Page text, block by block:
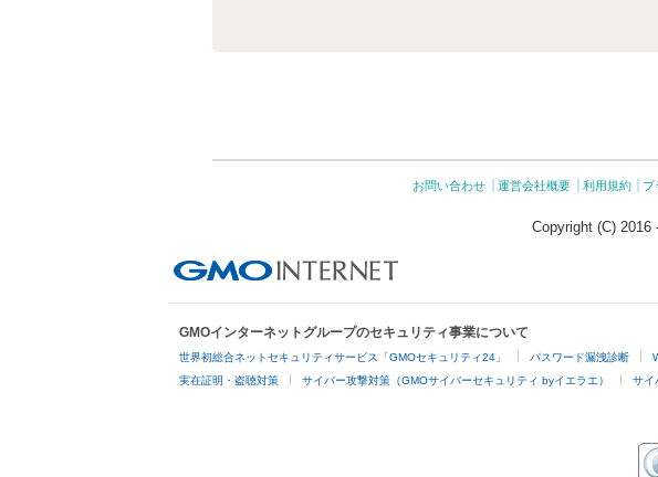
お問い合わせ 運営会社概要 利用規約 プ
Copyright (C) 2016
GMOインターネットグループのセキュリティ事業について
世界初総合ネットセキュリティサービス「GMOセキュリティ24」 パスワード漏洩診断
実在証明・盗聴対策 サイバー攻撃対策（GMOサイバーセキュリティ byイエラエ） サイ